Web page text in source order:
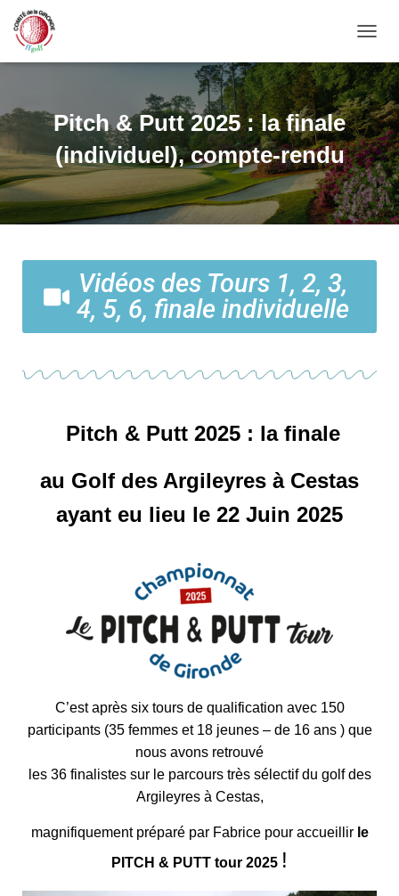
Pitch & Putt 2025 : la finale
(individuel), compte-rendu
Vidéos des Tours 1, 2, 3,
4, 5, 6, finale individuelle
Pitch & Putt 2025 : la finale
au Golf des Argileyres à Cestas
ayant eu lieu le 22 Juin 2025
C’est après six tours de qualification avec 150
participants (35 femmes et 18 jeunes – de 16 ans ) que
nous avons retrouvé
les 36 finalistes sur le parcours très sélectif du golf des
Argileyres à Cestas,
magnifiquement préparé par Fabrice pour accueillir le
PITCH & PUTT tour 2025 !